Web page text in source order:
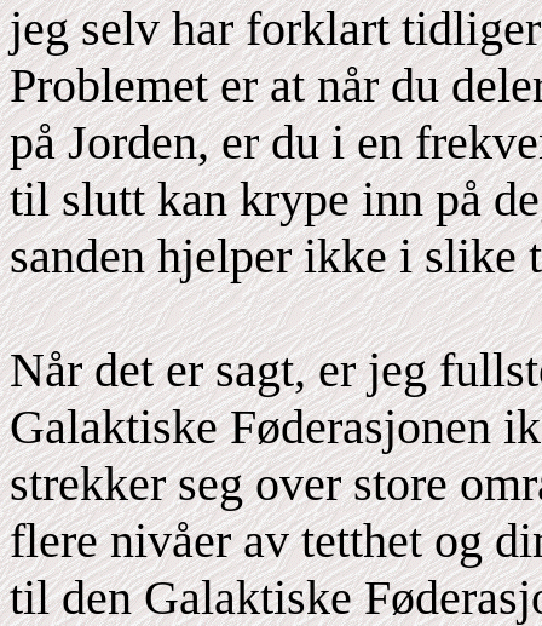
jeg selv har forklart
Problemet er at når du
på Jorden, er du i en
til slutt kan krype inn på
sanden hjelper ikke i slike
Når det er sagt, er jeg
Galaktiske Føderasjonen
strekker seg over store
flere nivåer av tetthet og
til den Galaktiske